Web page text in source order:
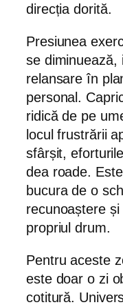
direcția dorită.
Presiunea
se diminuează,
relansare în
personal.
ridică de pe
locul frustrării
sfârșit,
dea roade.
bucura de o
recunoaștere
propriul drum.
Pentru aceste
este doar o zi
cotitură.